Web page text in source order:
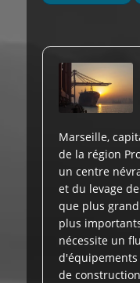
Marseille,
de la région
un centre
et du levage
que plus
plus
nécessite un
de